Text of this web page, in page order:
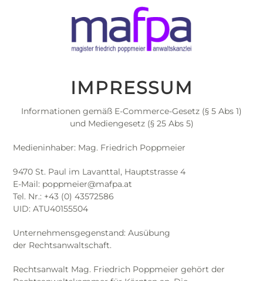
IMPRESSUM
Informationen gemäß E-Commerce-Gesetz (§ 5 Abs 1)
und Mediengesetz (§ 25 Abs 5)
Medieninhaber: Mag. Friedrich Poppmeier
9470 St. Paul im Lavanttal, Hauptstrasse 4
E-Mail: poppmeier@mafpa.at
Tel. Nr.: +43 (0) 43572586
UID: ATU40155504
Unternehmensgegenstand: Ausübung
der Rechtsanwaltschaft.
Rechtsanwalt Mag. Friedrich Poppmeier gehört der